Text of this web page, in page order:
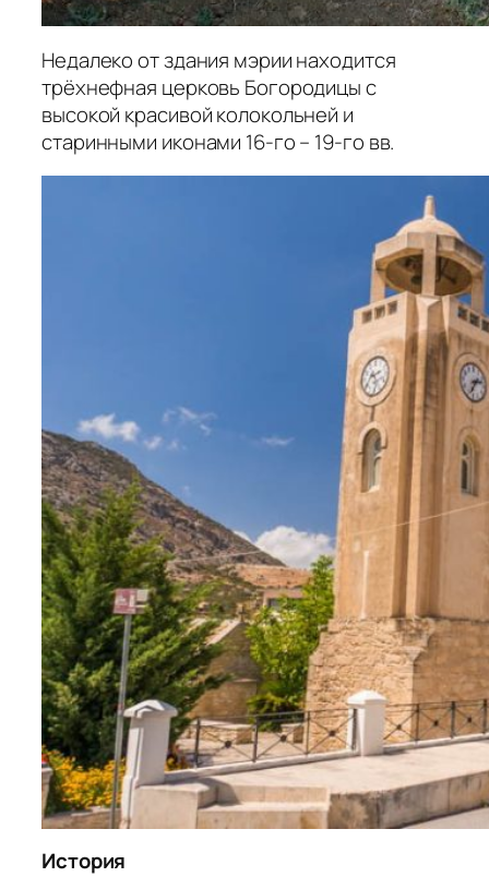
Недалеко от здания мэрии находится
трёхнефная церковь Богородицы с
высокой красивой колокольней и
старинными иконами 16-го – 19-го вв.
История